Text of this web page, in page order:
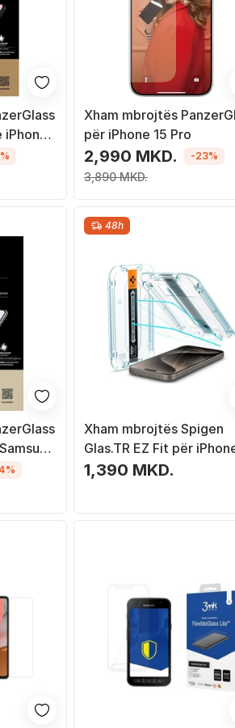
iPhone
Xham mbrojtës
për iPhone 15 Pro
2,990 MKD.
3,890 MKD.
-23%
48h
Xham mbrojtës Spigen
Glas.TR EZ Fit për
Pro, tempered glass, set
1,390 MKD.